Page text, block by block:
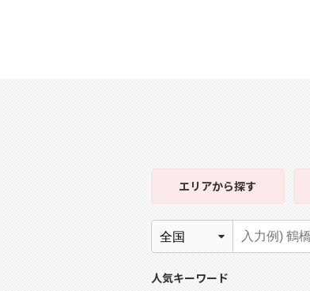
エリアから探す
人気キーワード